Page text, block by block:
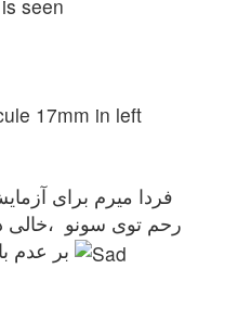
seen
17mm in left
فردا میرم برای
رحم توی سونو ،خالی